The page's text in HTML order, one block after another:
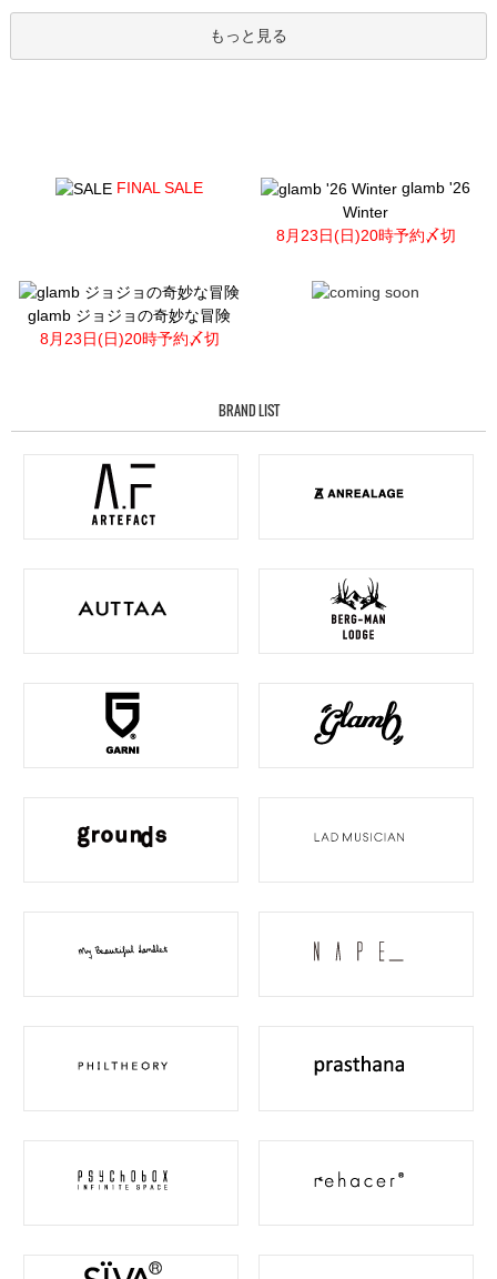
もっと見る
FINAL SALE
glamb '26
Winter
8月23日(日)20時予約〆切
glamb ジョジョの奇妙な冒険
8月23日(日)20時予約〆切
BRAND LIST